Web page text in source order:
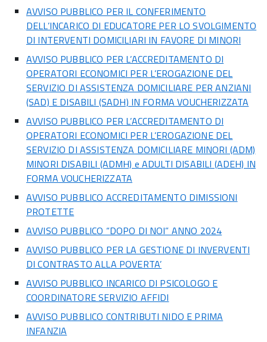
AVVISO PUBBLICO PER IL CONFERIMENTO
DELL’INCARICO DI EDUCATORE PER LO SVOLGIMENTO
DI INTERVENTI DOMICILIARI IN FAVORE DI MINORI
AVVISO PUBBLICO PER L’ACCREDITAMENTO DI
OPERATORI ECONOMICI PER L’EROGAZIONE DEL
SERVIZIO DI ASSISTENZA DOMICILIARE PER ANZIANI
(SAD) E DISABILI (SADH) IN FORMA VOUCHERIZZATA
AVVISO PUBBLICO PER L’ACCREDITAMENTO DI
OPERATORI ECONOMICI PER L’EROGAZIONE DEL
SERVIZIO DI ASSISTENZA DOMICILIARE MINORI (ADM)
MINORI DISABILI (ADMH) e ADULTI DISABILI (ADEH) IN
FORMA VOUCHERIZZATA
AVVISO PUBBLICO ACCREDITAMENTO DIMISSIONI
PROTETTE
AVVISO PUBBLICO “DOPO DI NOI” ANNO 2024
AVVISO PUBBLICO PER LA GESTIONE DI INVERVENTI
DI CONTRASTO ALLA POVERTA’
AVVISO PUBBLICO INCARICO DI PSICOLOGO E
COORDINATORE SERVIZIO AFFIDI
AVVISO PUBBLICO CONTRIBUTI NIDO E PRIMA
INFANZIA